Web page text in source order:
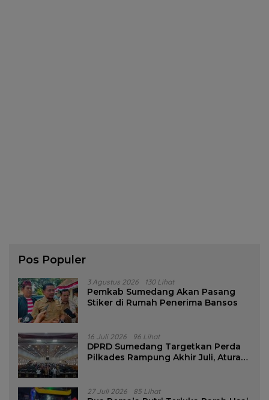
Pos Populer
3 Agustus 2026 130 Lihat
Pemkab Sumedang Akan Pasang
Stiker di Rumah Penerima Bansos
16 Juli 2026 96 Lihat
DPRD Sumedang Targetkan Perda
Pilkades Rampung Akhir Juli, Aturan
27 Juli 2026 85 Lihat